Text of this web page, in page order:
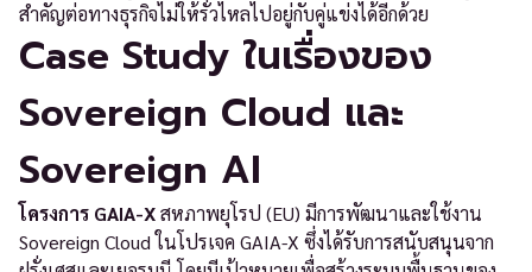
สำคัญต่อทางธุรกิจไม่ให้รั่วไหลไปอยู่กับคู่แข่งได้อีกด้วย
Case Study ในเรื่องของ
Sovereign Cloud และ
Sovereign AI
โครงการ GAIA-Xสหภาพยุโรป (EU) มีการพัฒนาและใช้งาน
Sovereign Cloud ในโปรเจค GAIA-X ซึ่งได้รับการสนับสนุนจาก